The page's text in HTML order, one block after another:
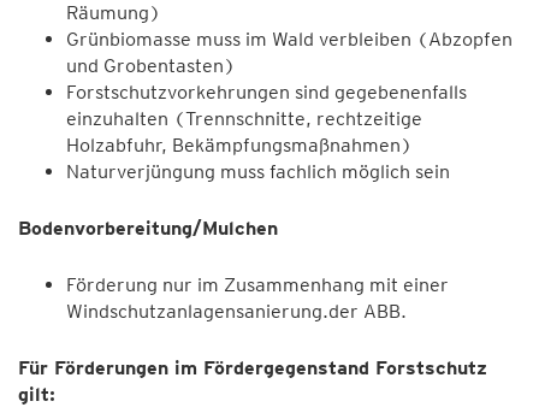
Räumung)
Grünbiomasse muss im Wald verbleiben (Abzopfen
und Grobentasten)
Forstschutzvorkehrungen sind gegebenenfalls
einzuhalten (Trennschnitte, rechtzeitige
Holzabfuhr, Bekämpfungsmaßnahmen)
Naturverjüngung muss fachlich möglich sein
Bodenvorbereitung/Mulchen
Förderung nur im Zusammenhang mit einer
Windschutzanlagensanierung.der ABB.
Für Förderungen im Fördergegenstand Forstschutz
gilt: